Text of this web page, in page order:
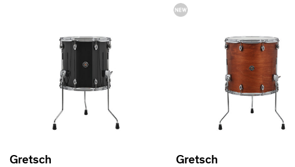
Gretsch Gretsch